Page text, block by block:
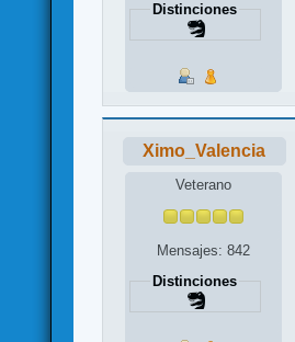
Distinciones
Ximo_Valencia
Veterano
Mensajes: 842
Distinciones